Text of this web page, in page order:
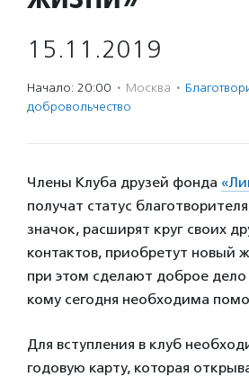
15.11.2019
Начало: 20:00 · Москва ·
доброволь­чест­во
Члены Клуба друзей фонда
получат статус
значок, расширят круг своих
контактов, приобретут новый
при этом сделают доброе
кому сегодня необходима
Для вступления в клуб
годовую карту, которая